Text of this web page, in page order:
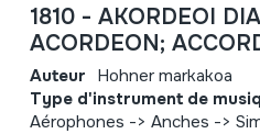
1810 - AKORDEOI
ACORDEON;
Auteur Hohner markakoa
Type d'instrument de
Aérophones -> Anches ->